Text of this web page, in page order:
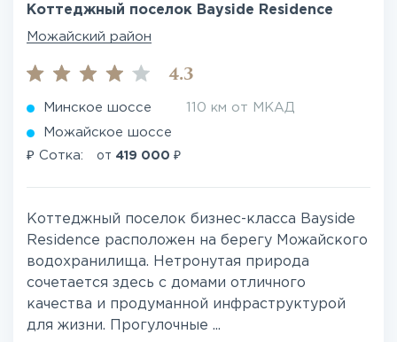
Коттеджный поселок Bayside Residence
Можайский район
4.3
Минское шоссе 110 км от МКАД
Можайское шоссе
₽ Сотка: от 419 000 ₽
Коттеджный поселок бизнес-класса Bayside
Residence расположен на берегу Можайского
водохранилища. Нетронутая природа
сочетается здесь с домами отличного
качества и продуманной инфраструктурой
для жизни. Прогулочные ...